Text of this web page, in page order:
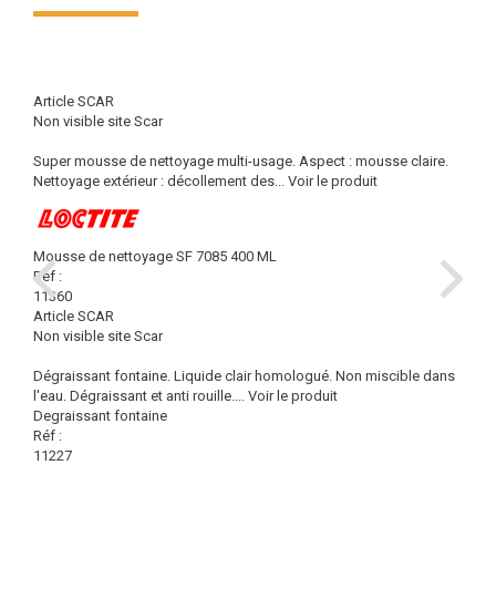
Article SCAR
Non visible site Scar
Super mousse de nettoyage multi-usage. Aspect : mousse claire.
Nettoyage extérieur : décollement des... Voir le produit
Mousse de nettoyage SF 7085 400 ML
Réf :
11360
Article SCAR
Non visible site Scar
Dégraissant fontaine. Liquide clair homologué. Non miscible dans
l'eau. Dégraissant et anti rouille.... Voir le produit
Degraissant fontaine
Réf :
11227